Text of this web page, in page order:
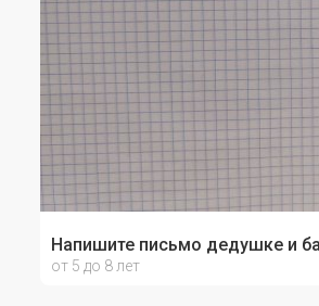
Напишите письмо дедушке и
от 5 до 8 лет